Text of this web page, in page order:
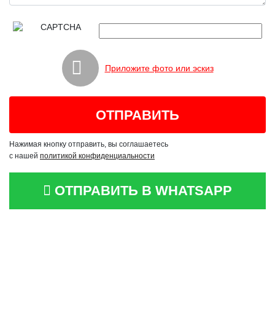
Приложите фото или эскиз
Нажимая кнопку отправить, вы соглашаетесь
с нашей политикой конфиденциальности
ОТПРАВИТЬ В WHATSAPP